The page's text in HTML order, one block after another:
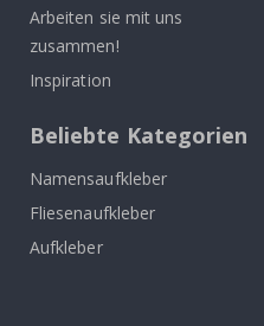
Arbeiten sie mit uns
zusammen!
Inspiration
Beliebte Kategorien
Namensaufkleber
Fliesenaufkleber
Aufkleber